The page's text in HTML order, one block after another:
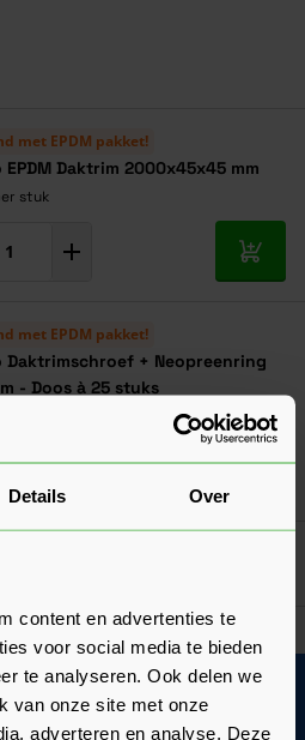
Details Over
content en advertenties te
voor social media te bieden
te analyseren. Ook delen we
van onze site met onze
adverteren en analyse. Deze
met EPDM pakket!
EPDM Daktrim 2000x45x45 mm
stuk
In
met EPDM pakket!
Daktrimschroef + Neopreenring
- Doos à 25 stuks
op een plat
en voorkom fouten bij de